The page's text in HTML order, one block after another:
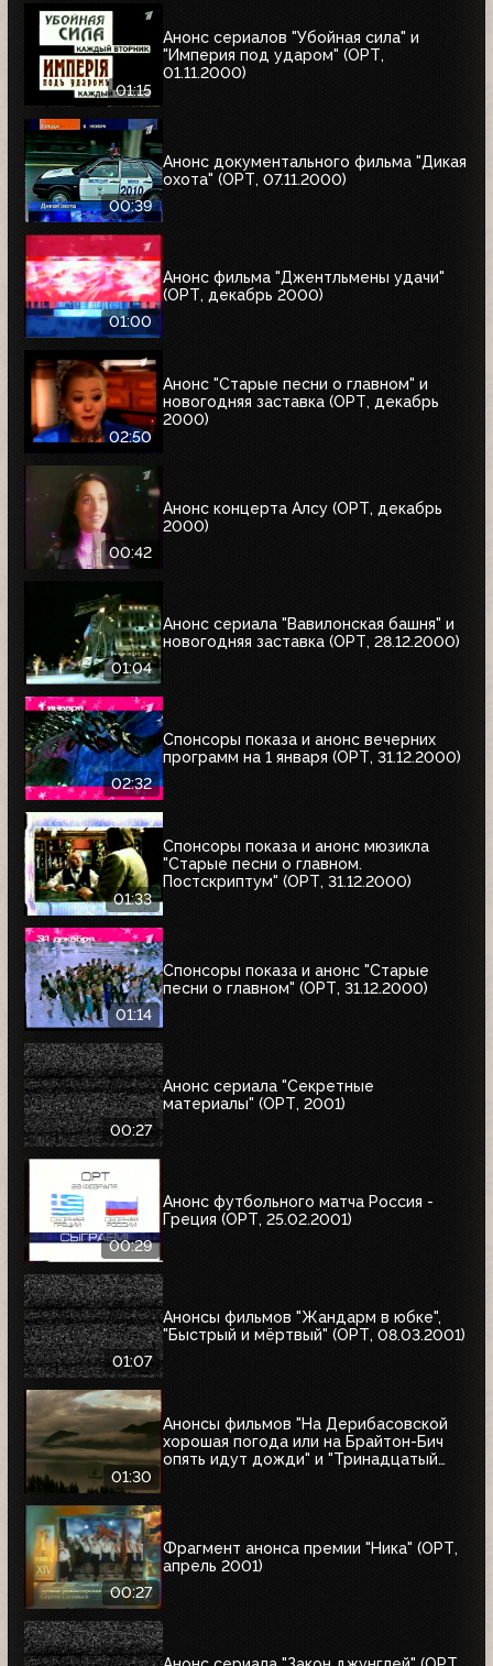
01:15
Анонс сериалов "Убойная сила" и
"Империя под ударом" (ОРТ,
01.11.2000)
00:39
Анонс документального фильма "Дикая
охота" (ОРТ, 07.11.2000)
01:00
Анонс фильма "Джентльмены удачи"
(ОРТ, декабрь 2000)
02:50
Анонс "Старые песни о главном" и
новогодняя заставка (ОРТ, декабрь
2000)
00:42
Анонс концерта Алсу (ОРТ, декабрь
2000)
01:04
Анонс сериала "Вавилонская башня" и
новогодняя заставка (ОРТ, 28.12.2000)
02:32
Спонсоры показа и анонс вечерних
программ на 1 января (ОРТ, 31.12.2000)
01:33
Спонсоры показа и анонс мюзикла
"Старые песни о главном.
Постскриптум" (ОРТ, 31.12.2000)
01:14
Спонсоры показа и анонс "Старые
песни о главном" (ОРТ, 31.12.2000)
00:27
Анонс сериала "Секретные
материалы" (ОРТ, 2001)
00:29
Анонс футбольного матча Россия -
Греция (ОРТ, 25.02.2001)
01:07
Анонсы фильмов "Жандарм в юбке",
"Быстрый и мёртвый" (ОРТ, 08.03.2001)
01:30
Анонсы фильмов "На Дерибасовской
хорошая погода или на Брайтон-Бич
опять идут дожди" и "Тринадцатый
00:27
Фрагмент анонса премии "Ника" (ОРТ,
апрель 2001)